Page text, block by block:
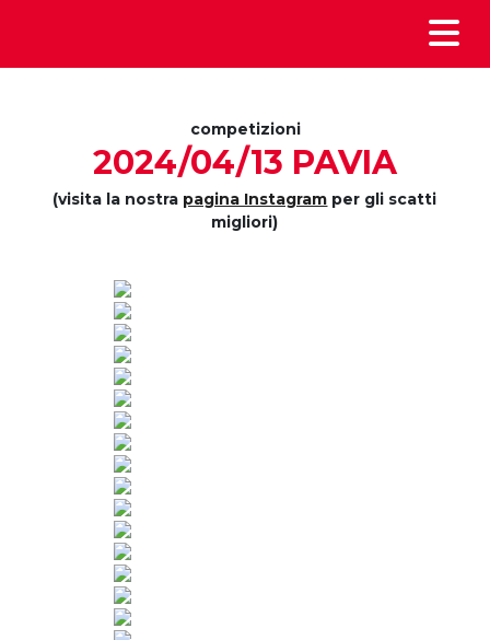
competizioni
2024/04/13 PAVIA
(visita la nostra pagina Instagram per gli scatti
migliori)